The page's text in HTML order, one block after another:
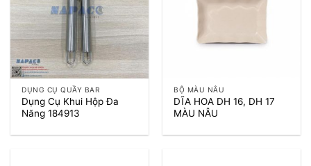
DỤNG CỤ QUẦY BAR
Dụng Cụ Khui Hộp Đa
Năng 184913
BỘ MÀU NÂU
DĨA HOA DH 16, DH 17
MÀU NÂU